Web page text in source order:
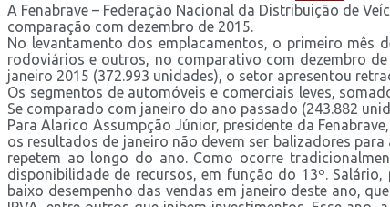
A Fenabrave – Federação Nacional da Distribuição de
comparação com dezembro de 2015.
No levantamento dos emplacamentos, o primeiro mês
rodoviários e outros, no comparativo com dezembro
janeiro 2015 (372.993 unidades), o setor apresentou
Os segmentos de automóveis e comerciais leves,
Se comparado com janeiro do ano passado (243.882
Para Alarico Assumpção Júnior, presidente da
os resultados de janeiro não devem ser balizadores
repetem ao longo do ano. Como ocorre
disponibilidade de recursos, em função do 13º.
baixo desempenho das vendas em janeiro deste ano,